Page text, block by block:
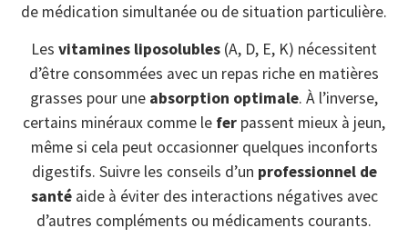
de médication simultanée ou de situation particulière.
Les vitamines liposolubles (A, D, E, K) nécessitent
d’être consommées avec un repas riche en matières
grasses pour une absorption optimale. À l’inverse,
certains minéraux comme le fer passent mieux à jeun,
même si cela peut occasionner quelques inconforts
digestifs. Suivre les conseils d’un professionnel de
santéaide à éviter des interactions négatives avec
d’autres compléments ou médicaments courants.